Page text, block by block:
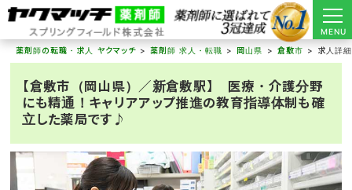
MENU
薬剤師の転職・求人 ヤクマッチ
薬剤師 求人・転職 岡山県 倉敷市 求人詳細
【倉敷市（岡山県）／新倉敷駅】 医療・介護分野
にも精通！キャリアアップ推進の教育指導体制も確
立した薬局です♪